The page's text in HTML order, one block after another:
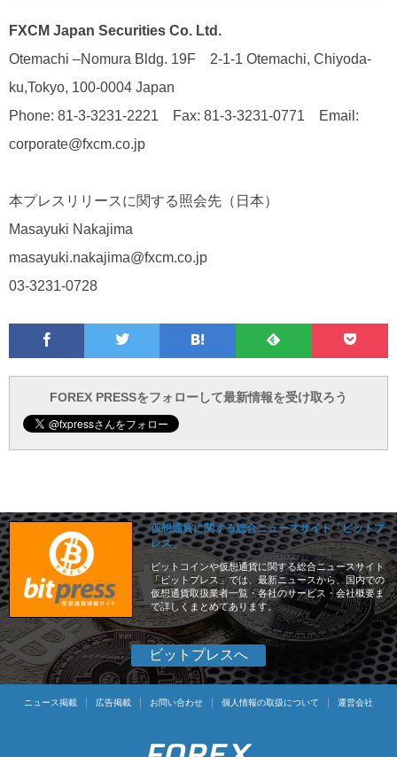
FXCM Japan Securities Co. Ltd.
Otemachi –Nomura Bldg. 19F 2-1-1 Otemachi, Chiyoda-
ku,Tokyo, 100-0004 Japan
Phone: 81-3-3231-2221 Fax: 81-3-3231-0771 Email:
corporate@fxcm.co.jp
本プレスリリースに関する照会先（日本）
Masayuki Nakajima
masayuki.nakajima@fxcm.co.jp
03-3231-0728
Twitter
て
ブ
で
ォ
ロ
ー
で
と
で
FOREX PRESSをフォローして最新情報を受け取ろう
仮想通貨に関する総合ニュースサイト「ビットプ
レス」
ビットコインや仮想通貨に関する総合ニュースサイト
「ビットプレス」では、最新ニュースから、国内での
仮想通貨取扱業者一覧・各社のサービス・会社概要ま
で詳しくまとめてあります。
ビットプレスへ
ニュース掲載 広告掲載 お問い合わせ 個人情報の取扱について 運営会社